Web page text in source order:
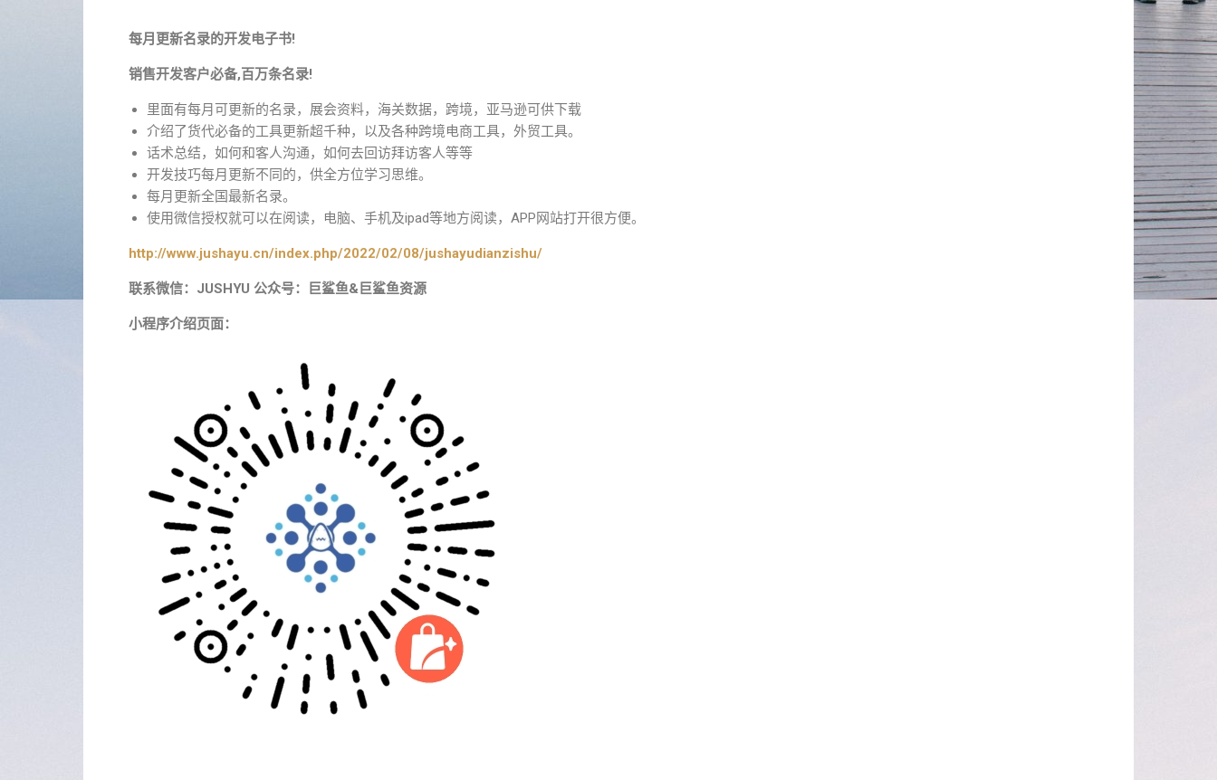
每月更新名录的开发电子书!
销售开发客户必备,百万条名录!
里面有每月可更新的名录，展会资料，海关数据，跨境，亚马逊可供下载
介绍了货代必备的工具更新超千种，以及各种跨境电商工具，外贸工具。
话术总结，如何和客人沟通，如何去回访拜访客人等等
开发技巧每月更新不同的，供全方位学习思维。
每月更新全国最新名录。
使用微信授权就可以在阅读，电脑、手机及ipad等地方阅读，APP网站打开很方便。
http://www.jushayu.cn/index.php/2022/02/08/jushayudianzishu/
联系微信：JUSHYU 公众号：巨鲨鱼&巨鲨鱼资源
小程序介绍页面：